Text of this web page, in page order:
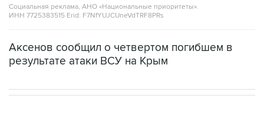
Социальная реклама, АНО «Национальные приоритеты».
ИНН 7725383515 Erid: F7NfYUJCUneVdTRF8PRs
Аксенов сообщил о четвертом погибшем в
результате атаки ВСУ на Крым